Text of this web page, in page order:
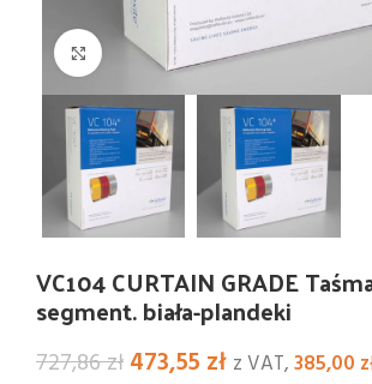
Kliknij i powiększ
VC104 CURTAIN GRADE
segment. biała-plandeki
727,86zł Pierwotna
473,55 złAktualna
z VAT,385,00